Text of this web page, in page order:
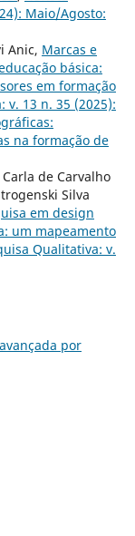
Maio/Agosto:
Anic, Marcas e
básica:
em formação
v. 13 n. 35 (2025):
na formação de
de Carvalho
Silva
em design
um mapeamento
Qualitativa: v.
por